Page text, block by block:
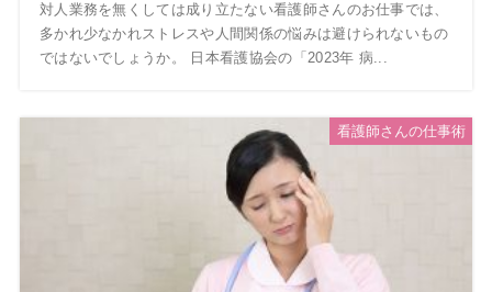
対人業務を無くしては成り立たない看護師さんのお仕事では、
多かれ少なかれストレスや人間関係の悩みは避けられないもの
ではないでしょうか。 日本看護協会の「2023年 病...
看護師さんの仕事術